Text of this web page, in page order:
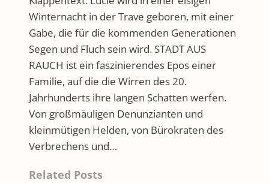
Winternacht in der Trave geboren, mit einer
Gabe, die für die kommenden Generationen
Segen und Fluch sein wird. STADT AUS
RAUCH ist ein faszinierendes Epos einer
Familie, auf die die Wirren des 20.
Jahrhunderts ihre langen Schatten werfen.
Von großmäuligen Denunzianten und
kleinmütigen Helden, von Bürokraten des
Verbrechens und…
Related Posts